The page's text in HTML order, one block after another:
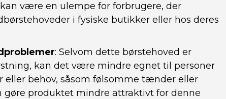
være en ulempe for forbrugere, der
i fysiske butikker eller hos deres
: Selvom dette børstehoved er
kan det være mindre egnet til personer
behov, såsom følsomme tænder eller
gøre produktet mindre attraktivt for denne